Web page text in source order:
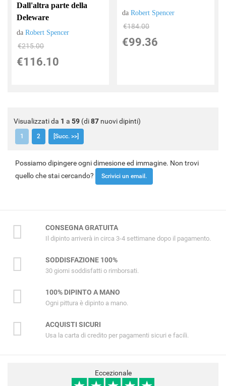
Dall'altra parte della
Deleware
daRobert Spencer
€215.00
€116.10
daRobert Spencer
€184.00
€99.36
Visualizzati da 1 a 59 (di87 nuovi dipinti)
1 2 [Succ. >>]
Possiamo dipingere ogni dimesione ed immagine. Non trovi
quello che stai cercando?
Scrivici un email.
CONSEGNA GRATUITA
Il dipinto arriverà in circa 3-4 settimane dopo il pagamento.
SODDISFAZIONE 100%
30 giorni soddisfatti o rimborsati.
100% DIPINTO A MANO
Ogni pittura è dipinto a mano.
ACQUISTI SICURI
Usa la carta di credito per pagamenti sicuri e facili.
Eccezionale